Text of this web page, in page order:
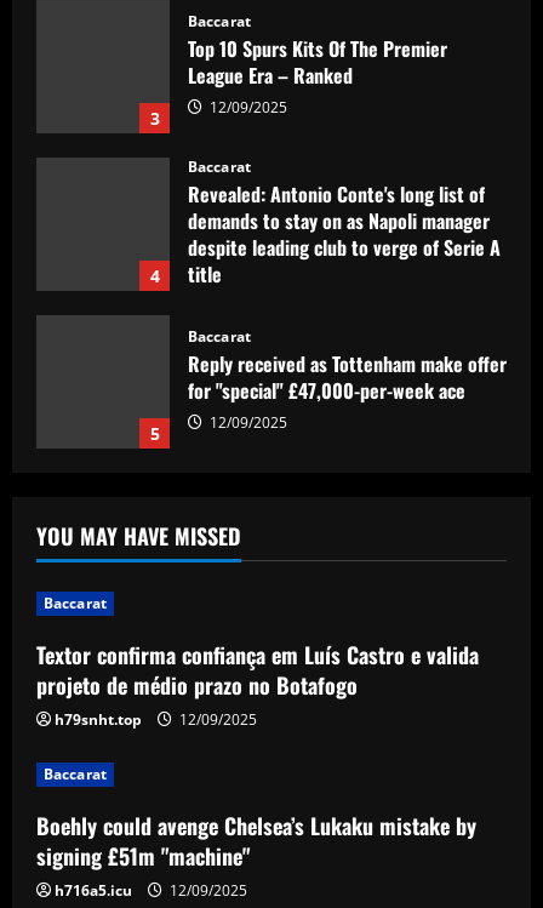
3
Baccarat
Top 10 Spurs Kits Of The Premier
League Era – Ranked
12/09/2025
4
Baccarat
Revealed: Antonio Conte's long list of
demands to stay on as Napoli manager
despite leading club to verge of Serie A
title
5
Baccarat
Reply received as Tottenham make offer
for "special" £47,000-per-week ace
12/09/2025
Castro e valida projeto de médio prazo
no Botafogo
Baccarat
Boehly could avenge Chelsea’s Lukaku
mistake by signing £51m "machine"
Top 10 Spurs Kits Of The Premier
League Era – Ranked
12/09/2025
YOU MAY HAVE MISSED
Baccarat
Textor confirma confiança em Luís Castro e valida
projeto de médio prazo no Botafogo
h79snht.top 12/09/2025
Baccarat
Boehly could avenge Chelsea’s Lukaku mistake by
signing £51m "machine"
h716a5.icu 12/09/2025